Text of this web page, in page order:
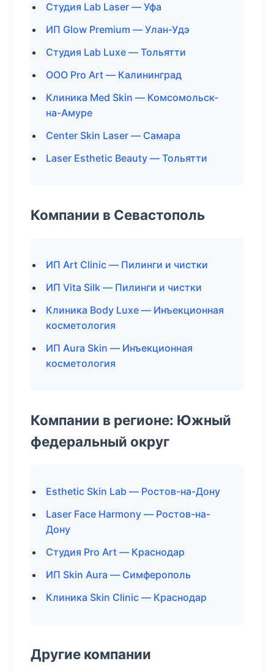
Студия Lab Laser — Уфа
ИП Glow Premium — Улан-Удэ
Студия Lab Luxe — Тольятти
ООО Pro Art — Калининград
Клиника Med Skin — Комсомольск-
на-Амуре
Center Skin Laser — Самара
Laser Esthetic Beauty — Тольятти
Компании в Севастополь
ИП Art Clinic — Пилинги и чистки
ИП Vita Silk — Пилинги и чистки
Клиника Body Luxe — Инъекционная
косметология
ИП Aura Skin — Инъекционная
косметология
Компании в регионе: Южный
федеральный округ
Esthetic Skin Lab — Ростов-на-Дону
Laser Face Harmony — Ростов-на-
Дону
Студия Pro Art — Краснодар
ИП Skin Aura — Симферополь
Клиника Skin Clinic — Краснодар
Другие компании